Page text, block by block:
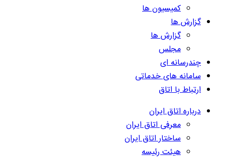
کمیسیون ها
گزارش ها
گزارش ها
مجلس
چندرسانه ای
سامانه های خدماتی
ارتباط با اتاق
درباره اتاق ایران
معرفی اتاق ایران
ساختار اتاق ایران
هیئت رئیسه